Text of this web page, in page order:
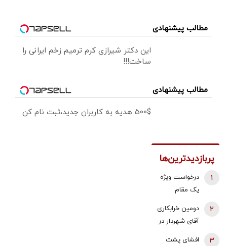
مطالب پیشنهادی
این دکتر شیرازی کرم ترمیم زخم ایرانی را
ساخت!!!
مطالب پیشنهادی
500$ هدیه به کاربران جدید،ثبت نام کن
پربازدیدترین‌ها
درخواست ویژه
یک مقام
آمریکارا برای
1
دومین خرابکاری
آقای شهردار در
2
افشای پشت 3